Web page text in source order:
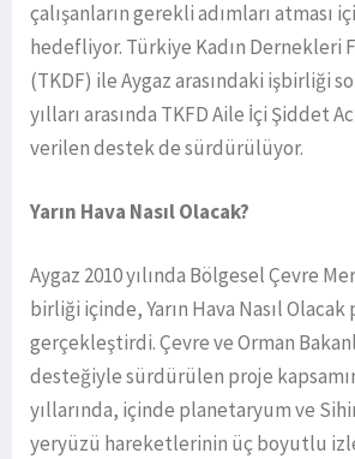
çalışanların gerekli adımları atması
hedefliyor. Türkiye Kadın Dernekleri
(TKDF) ile Aygaz arasındaki işbirliği
yılları arasında TKFD Aile İçi Şiddet
verilen destek de sürdürülüyor.
Yarın Hava Nasıl Olacak?
Aygaz 2010 yılında Bölgesel Çevre
birliği içinde, Yarın Hava Nasıl Olacak
gerçekleştirdi. Çevre ve Orman
desteğiyle sürdürülen proje
yıllarında, içinde planetaryum ve
yeryüzü hareketlerinin üç boyutlu